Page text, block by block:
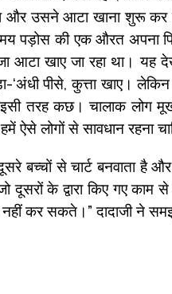
और उसने आटा खाना शुरू कर
पड़ोस की एक औरत अपना
आटा खाए जा रहा था।
पीसे, कुत्ता खाए। लेकिन
तरह कछ। चालाक लोग
ऐसे लोगों से सावधान रहना
बच्चों से चार्ट बनवाता है
दूसरों के द्वारा किए गए काम
कर सकते।” दादाजी ने